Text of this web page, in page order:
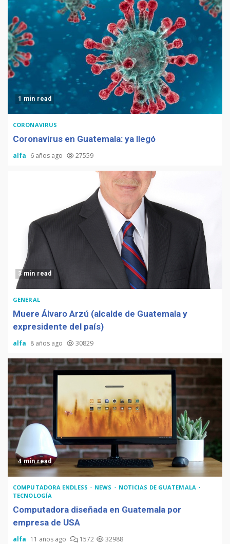
1 min read
CORONAVIRUS
Coronavirus en Guatemala: ya llegó
alfa 6 años ago 27559
3 min read
GENERAL
Muere Álvaro Arzú (alcalde de Guatemala y
expresidente del país)
alfa 8 años ago 30829
4 min read
COMPUTADORA ENDLESS NEWS
NOTICIAS DE GUATEMALA
TECNOLOGÍA
Computadora diseñada en Guatemala por
empresa de USA
alfa 11 años ago 1572 32988